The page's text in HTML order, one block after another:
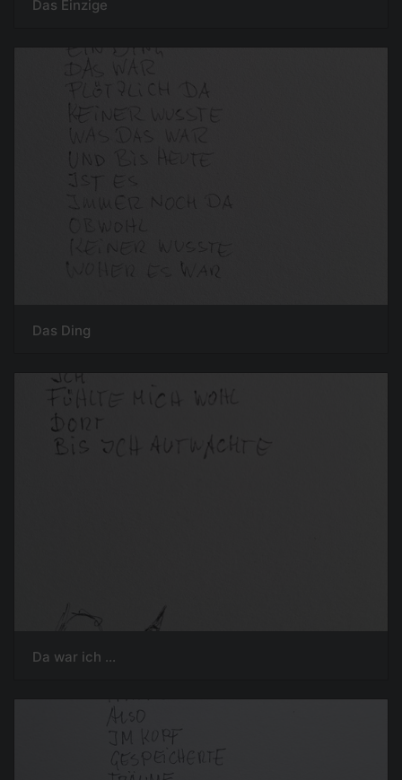
Das Einzige
Das Ding
Da war ich ...